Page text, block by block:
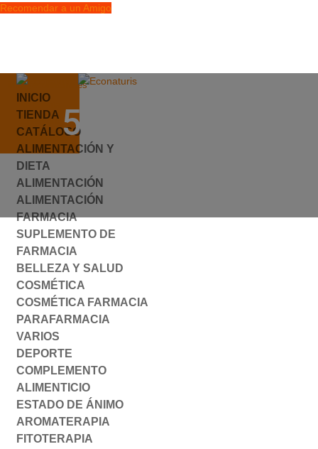
Recomendar a un Amigo
info@econaturis.es
Mi cuenta
Checkout
0 elementos
INICIO
TIENDA
CATÁLOGO
ALIMENTACIÓN Y
DIETA
ALIMENTACIÓN
ALIMENTACIÓN
FARMACIA
SUPLEMENTO DE
FARMACIA
BELLEZA Y SALUD
COSMÉTICA
COSMÉTICA FARMACIA
PARAFARMACIA
VARIOS
DEPORTE
COMPLEMENTO
ALIMENTICIO
ESTADO DE ÁNIMO
AROMATERAPIA
FITOTERAPIA
562157.JPG